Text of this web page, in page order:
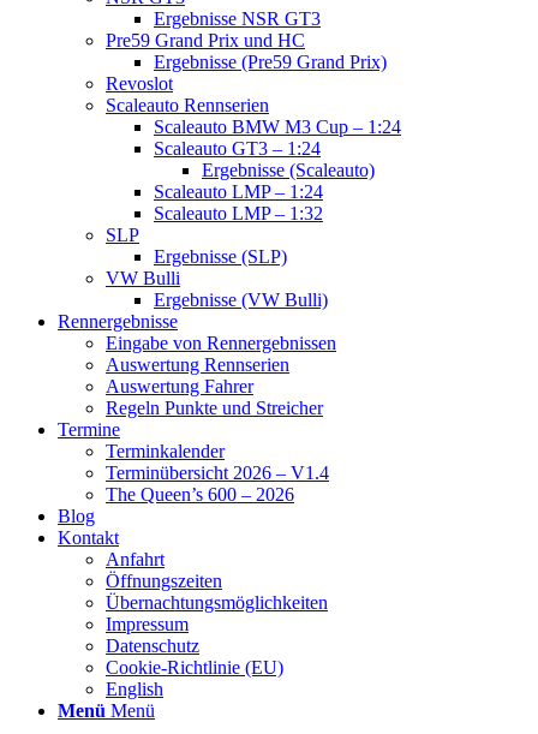
Ergebnisse NSR GT3
Pre59 Grand Prix und HC
Ergebnisse (Pre59 Grand Prix)
Revoslot
Scaleauto Rennserien
Scaleauto BMW M3 Cup – 1:24
Scaleauto GT3 – 1:24
Ergebnisse (Scaleauto)
Scaleauto LMP – 1:24
Scaleauto LMP – 1:32
SLP
Ergebnisse (SLP)
VW Bulli
Ergebnisse (VW Bulli)
Rennergebnisse
Eingabe von Rennergebnissen
Auswertung Rennserien
Auswertung Fahrer
Regeln Punkte und Streicher
Termine
Terminkalender
Terminübersicht 2026 – V1.4
The Queen’s 600 – 2026
Blog
Kontakt
Anfahrt
Öffnungszeiten
Übernachtungsmöglichkeiten
Impressum
Datenschutz
Cookie-Richtlinie (EU)
English
Menü Menü